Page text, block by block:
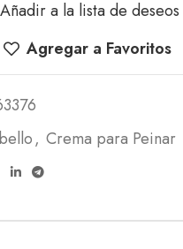
Añadir a la lista de deseos
Agregar a Favoritos
, Crema para Peinar